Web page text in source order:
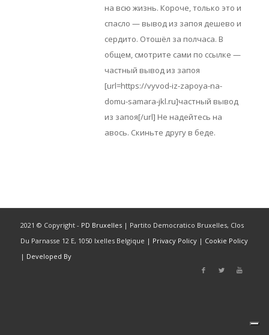
на всю жизнь. Короче, только это и
спасло — вывод из запоя дешево и
сердито. Отошёл за полчаса. В
общем, смотрите сами по ссылке —
частный вывод из запоя
[url=https://vyvod-iz-zapoya-na-
domu-samara-jkl.ru]частный вывод
из запоя[/url] Не надейтесь на
авось. Скиньте другу в беде.
2021 © Copyright - PD Bruxelles| Partito Democratico Bruxelles, Clos
Du Parnasse 12 E, 1050 Ixelles Belgique | Privacy Policy| Cookie Policy
| Developed By